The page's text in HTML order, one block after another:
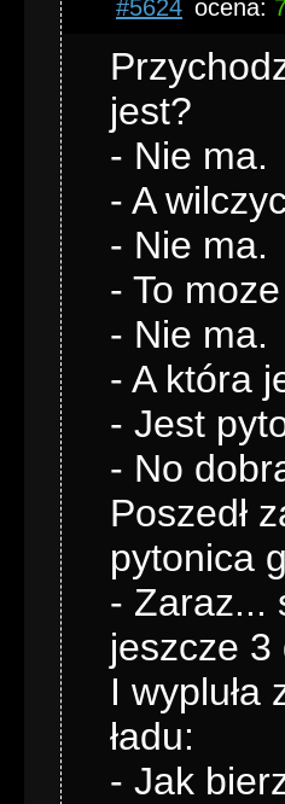
#5624 ocena:
jest?
- Nie ma.
- A
- Nie ma.
- To
- Nie ma.
- A która
- Jest
- No
Poszedł
pytonica
- Zaraz...
jeszcze 3
I
ładu:
- Jak